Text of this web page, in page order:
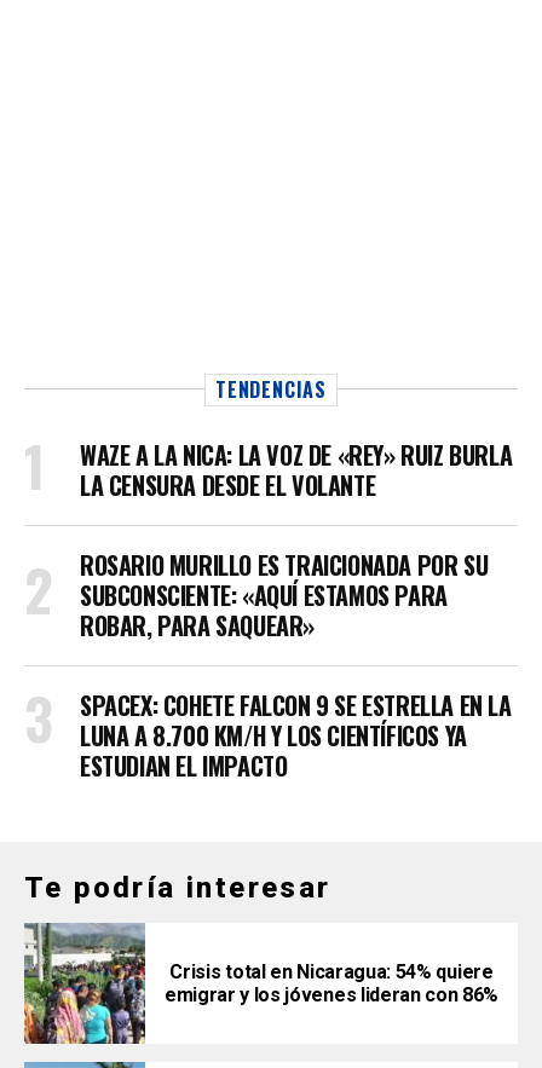
TENDENCIAS
WAZE A LA NICA: LA VOZ DE «REY» RUIZ BURLA
LA CENSURA DESDE EL VOLANTE
ROSARIO MURILLO ES TRAICIONADA POR SU
SUBCONSCIENTE: «AQUÍ ESTAMOS PARA
ROBAR, PARA SAQUEAR»
SPACEX: COHETE FALCON 9 SE ESTRELLA EN LA
LUNA A 8.700 KM/H Y LOS CIENTÍFICOS YA
ESTUDIAN EL IMPACTO
Te podría interesar
Crisis total en Nicaragua: 54% quiere
emigrar y los jóvenes lideran con 86%